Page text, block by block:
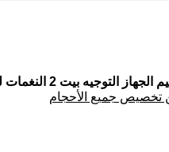
تخصيص جميع الأحجام